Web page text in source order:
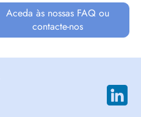
Aceda às nossas FAQ ou
contacte-nos